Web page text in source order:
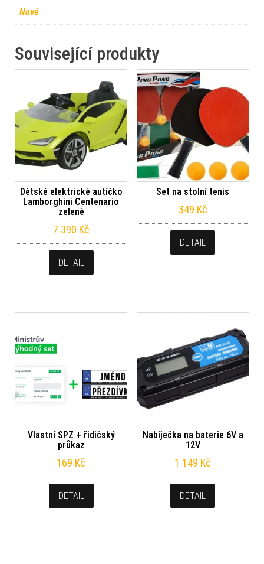
Nové
Související produkty
Dětské elektrické autíčko
Lamborghini Centenario
zelené
7 390 Kč
DETAIL
Set na stolní tenis
349 Kč
DETAIL
Vlastní SPZ + řidičský
průkaz
169 Kč
DETAIL
Nabíječka na baterie 6V a
12V
1 149 Kč
DETAIL